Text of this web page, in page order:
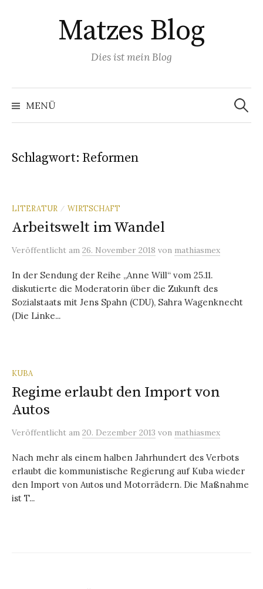
Matzes Blog
Dies ist mein Blog
MENÜ
Suchen
nach:
Schlagwort: Reformen
LITERATUR / WIRTSCHAFT
Arbeitswelt im Wandel
Veröffentlicht am 26. November 2018 von mathiasmex
In der Sendung der Reihe „Anne Will“ vom 25.11.
diskutierte die Moderatorin über die Zukunft des
Sozialstaats mit Jens Spahn (CDU), Sahra Wagenknecht
(Die Linke...
KUBA
Regime erlaubt den Import von
Autos
Veröffentlicht am 20. Dezember 2013 von mathiasmex
Nach mehr als einem halben Jahrhundert des Verbots
erlaubt die kommunistische Regierung auf Kuba wieder
den Import von Autos und Motorrädern. Die Maßnahme
ist T...